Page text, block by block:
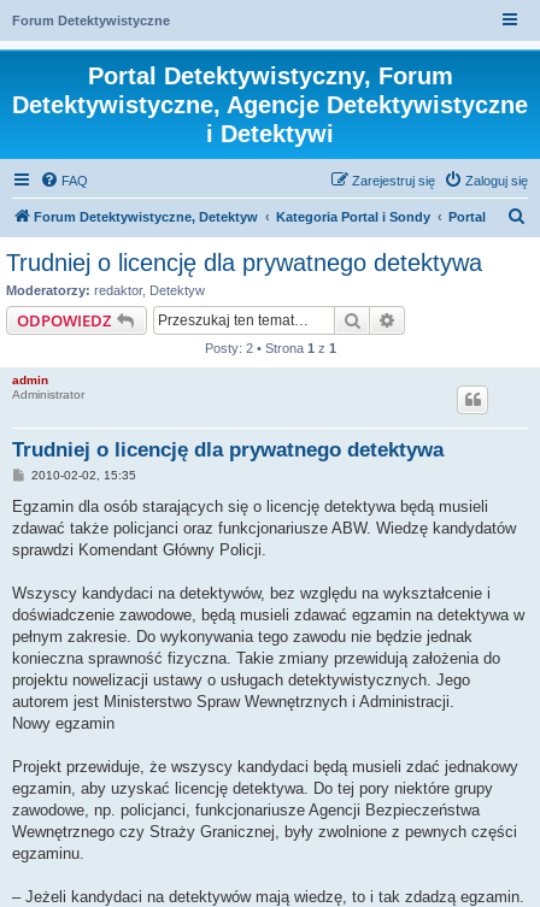
Forum Detektywistyczne
Portal Detektywistyczny, Forum
Detektywistyczne, Agencje Detektywistyczne
i Detektywi
FAQ Zaloguj się
Zarejestruj się
Forum Detektywistyczne, Detektyw Kategoria Portal i Sondy Portal
Trudniej o licencję dla prywatnego detektywa
Moderatorzy: redaktor, Detektyw
ODPOWIEDZ Szukaj
Posty: 2 • Strona 1 z 1
admin
Administrator
Trudniej o licencję dla prywatnego detektywa
P
s
t
2010-02-02, 15:35
Egzamin dla osób starających się o licencję detektywa będą musieli
zdawać także policjanci oraz funkcjonariusze ABW. Wiedzę kandydatów
sprawdzi Komendant Główny Policji.
Wszyscy kandydaci na detektywów, bez względu na wykształcenie i
doświadczenie zawodowe, będą musieli zdawać egzamin na detektywa w
pełnym zakresie. Do wykonywania tego zawodu nie będzie jednak
konieczna sprawność fizyczna. Takie zmiany przewidują założenia do
projektu nowelizacji ustawy o usługach detektywistycznych. Jego
autorem jest Ministerstwo Spraw Wewnętrznych i Administracji.
Nowy egzamin
Projekt przewiduje, że wszyscy kandydaci będą musieli zdać jednakowy
egzamin, aby uzyskać licencję detektywa. Do tej pory niektóre grupy
zawodowe, np. policjanci, funkcjonariusze Agencji Bezpieczeństwa
Wewnętrznego czy Straży Granicznej, były zwolnione z pewnych części
egzaminu.
– Jeżeli kandydaci na detektywów mają wiedzę, to i tak zdadzą egzamin.